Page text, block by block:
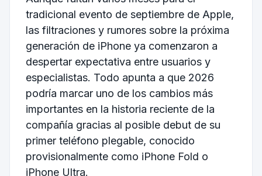
tradicional evento de septiembre de Apple,
las filtraciones y rumores sobre la próxima
generación de iPhone ya comenzaron a
despertar expectativa entre usuarios y
especialistas. Todo apunta a que 2026
podría marcar uno de los cambios más
importantes en la historia reciente de la
compañía gracias al posible debut de su
primer teléfono plegable, conocido
provisionalmente como iPhone Fold o
iPhone Ultra.